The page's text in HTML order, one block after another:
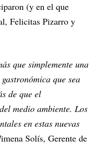
(y en el que
Felicitas Pizarro y
que simplemente una
que sea
de que el
medio ambiente. Los
en estas nuevas
imena Solís, Gerente de